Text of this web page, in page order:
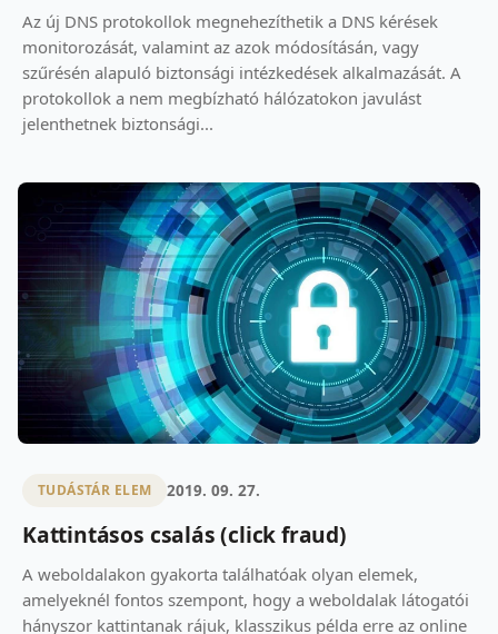
Az új DNS protokollok megnehezíthetik a DNS kérések
monitorozását, valamint az azok módosításán, vagy
szűrésén alapuló biztonsági intézkedések alkalmazását. A
protokollok a nem megbízható hálózatokon javulást
jelenthetnek biztonsági...
TUDÁSTÁR ELEM 2019. 09. 27.
Kattintásos csalás (click fraud)
A weboldalakon gyakorta találhatóak olyan elemek,
amelyeknél fontos szempont, hogy a weboldalak látogatói
hányszor kattintanak rájuk, klasszikus példa erre az online